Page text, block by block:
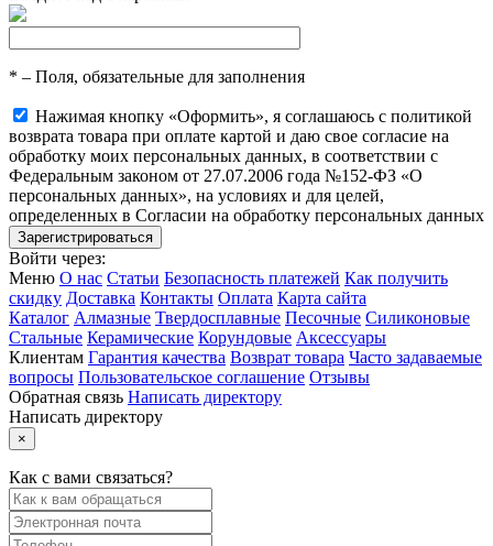
* – Поля, обязательные для заполнения
Нажимая кнопку «Оформить», я соглашаюсь с политикой
возврата товара при оплате картой и даю свое согласие на
обработку моих персональных данных, в соответствии с
Федеральным законом от 27.07.2006 года №152-ФЗ «О
персональных данных», на условиях и для целей,
определенных в Согласии на обработку персональных данных
Войти через:
Меню О нас Статьи Безопасность платежей Как получить
скидку Доставка Контакты Оплата Карта сайта
Каталог Алмазные Твердосплавные Песочные Силиконовые
Стальные Керамические Корундовые Аксессуары
Клиентам Гарантия качества Возврат товара Часто задаваемые
вопросы Пользовательское соглашение Отзывы
Обратная связь Написать директору
Написать директору
×
Как с вами связаться?